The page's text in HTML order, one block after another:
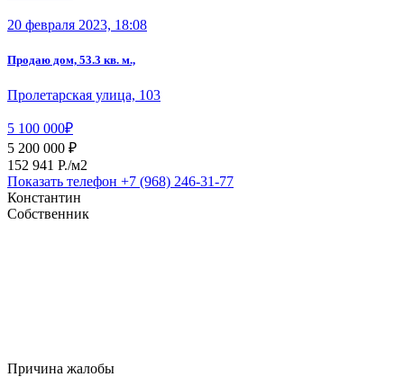
20 февраля 2023, 18:08
Продаю дом, 53.3 кв. м.,
Пролетарская улица, 103
5 100 000₽
5 200 000 ₽
152 941 P./м2
Показать телефон +7 (968) 246-31-77
Константин
Собственник
Причина жалобы